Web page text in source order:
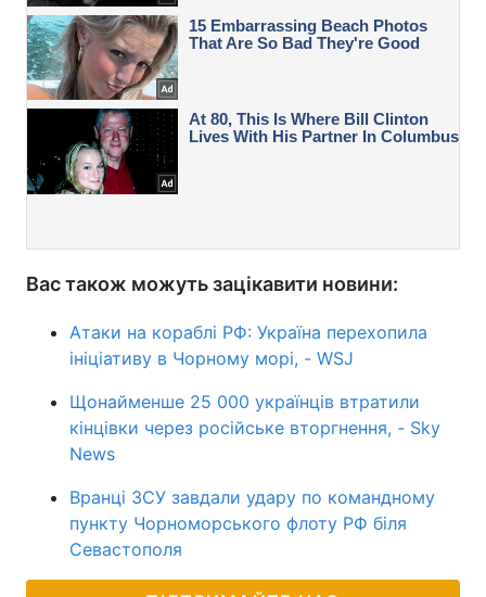
Вас також можуть зацікавити новини:
Атаки на кораблі РФ: Україна перехопила
ініціативу в Чорному морі, - WSJ
Щонайменше 25 000 українців втратили
кінцівки через російське вторгнення, - Sky
News
Вранці ЗСУ завдали удару по командному
пункту Чорноморського флоту РФ біля
Севастополя